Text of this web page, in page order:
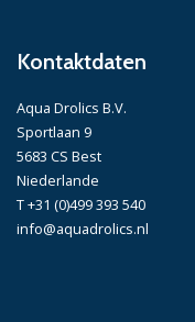
Kontaktdaten
Aqua Drolics B.V.
Sportlaan 9
5683 CS Best
Niederlande
T +31 (0)499 393 540
info@aquadrolics.nl